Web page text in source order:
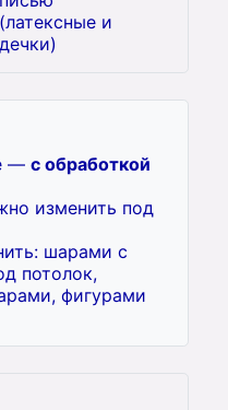
и
—с обработкой
изменить под
шарами с
потолок,
фигурами